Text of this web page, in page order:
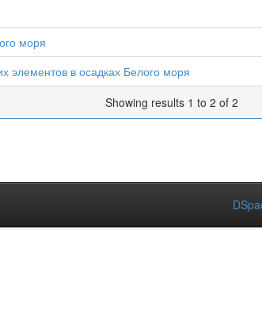
моря
элементов в осадках Белого моря
Showing results 1 to 2 of 2